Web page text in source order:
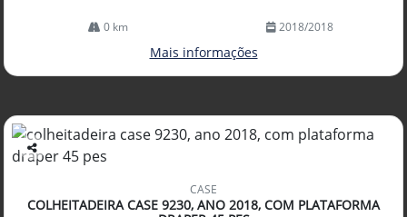
0 km 2018/2018
Mais informações
Co
arti
lhe
CASE
COLHEITADEIRA CASE 9230, ANO 2018, COM PLATAFORMA